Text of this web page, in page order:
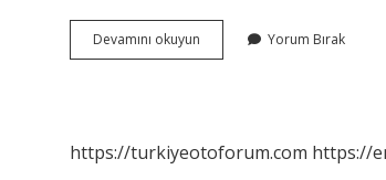
Devamını okuyun Dermacol
Make
Yarar
Yorum Bırak
https://turkiyeotoforum.com https://